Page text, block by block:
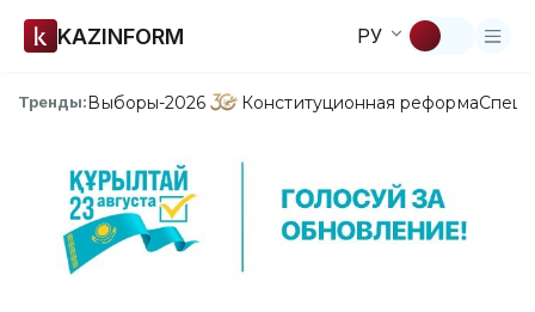
KAZINFORM РУ
Тренды:Выборы-2026 Конституционная реформа